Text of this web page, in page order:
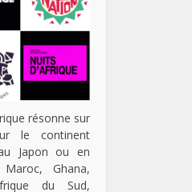
résonne sur
le continent
Japon ou en
Ghana,
du Sud,